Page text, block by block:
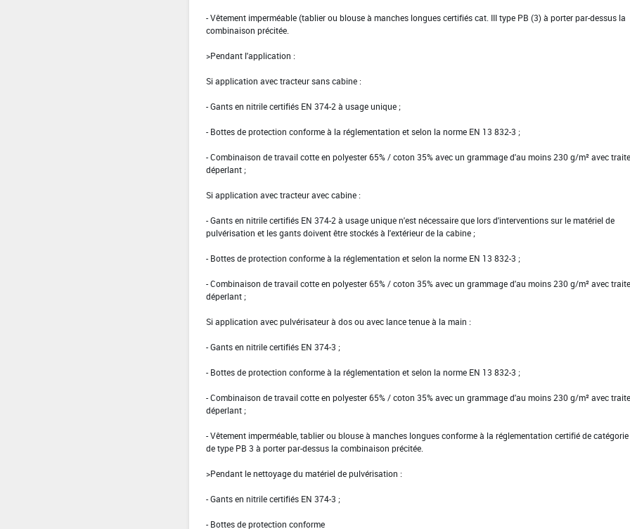
- Vêtement imperméable (tablier ou blouse à manches longues certifiés cat. III type PB (3) à porter par-dessus la
combinaison précitée.
>Pendant l'application :
Si application avec tracteur sans cabine :
- Gants en nitrile certifiés EN 374-2 à usage unique ;
- Bottes de protection conforme à la réglementation et selon la norme EN 13 832-3 ;
- Combinaison de travail cotte en polyester 65% / coton 35% avec un grammage d'au moins 230 g/m² avec
déperlant ;
Si application avec tracteur avec cabine :
- Gants en nitrile certifiés EN 374-2 à usage unique n'est nécessaire que lors d'interventions sur le matériel de
pulvérisation et les gants doivent être stockés à l'extérieur de la cabine ;
- Bottes de protection conforme à la réglementation et selon la norme EN 13 832-3 ;
- Combinaison de travail cotte en polyester 65% / coton 35% avec un grammage d'au moins 230 g/m² avec
déperlant ;
Si application avec pulvérisateur à dos ou avec lance tenue à la main :
- Gants en nitrile certifiés EN 374-3 ;
- Bottes de protection conforme à la réglementation et selon la norme EN 13 832-3 ;
- Combinaison de travail cotte en polyester 65% / coton 35% avec un grammage d'au moins 230 g/m² avec
déperlant ;
- Vêtement imperméable, tablier ou blouse à manches longues conforme à la réglementation certifié de catégorie
de type PB 3 à porter par-dessus la combinaison précitée.
>Pendant le nettoyage du matériel de pulvérisation :
- Gants en nitrile certifiés EN 374-3 ;
- Bottes de protection conforme